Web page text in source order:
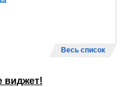
Весь список
виджет!